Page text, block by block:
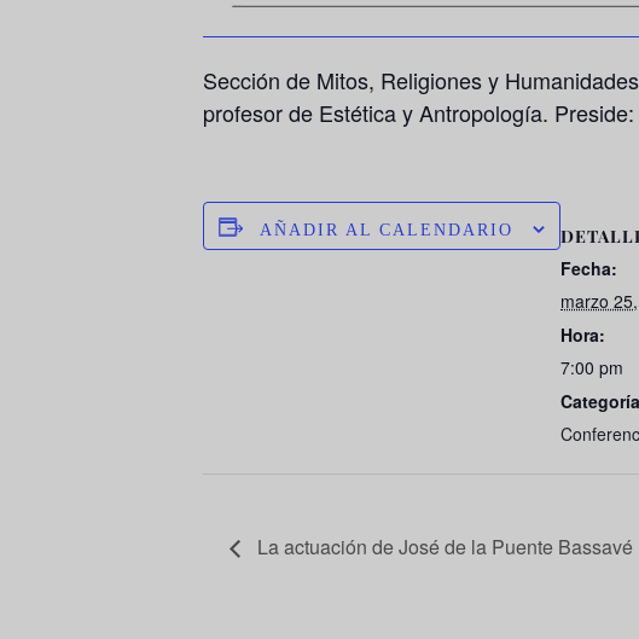
Sección de Mitos, Religiones y
profesor de Estética y Antropología.
AÑADIR AL CALENDARIO
Fecha:
marzo
Hora:
7:00 pm
La actuación de José de la Puente Bassavé